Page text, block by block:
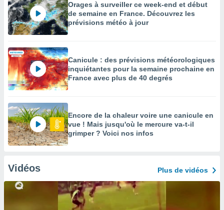
Orages à surveiller ce week-end et début
de semaine en France. Découvrez les
prévisions météo à jour
Canicule : des prévisions météorologiques
inquiétantes pour la semaine prochaine en
France avec plus de 40 degrés
Encore de la chaleur voire une canicule en
vue ! Mais jusqu'où le mercure va-t-il
grimper ? Voici nos infos
Vidéos Plus de vidéos